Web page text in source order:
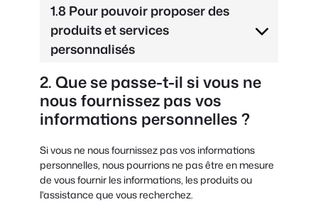
1.8 Pour pouvoir proposer des
produits et services
personnalisés
2. Que se passe-t-il si vous ne
nous fournissez pas vos
informations personnelles ?
Si vous ne nous fournissez pas vos informations
personnelles, nous pourrions ne pas être en mesure
de vous fournir les informations, les produits ou
l'assistance que vous recherchez.